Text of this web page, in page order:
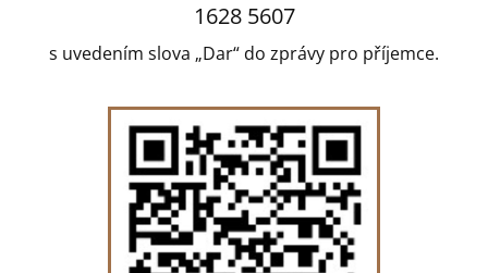
1628 5607
s uvedením slova „Dar“ do zprávy pro příjemce.